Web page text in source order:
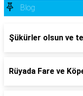
Blog
Şükürler olsun ve
Rüyada Fare ve